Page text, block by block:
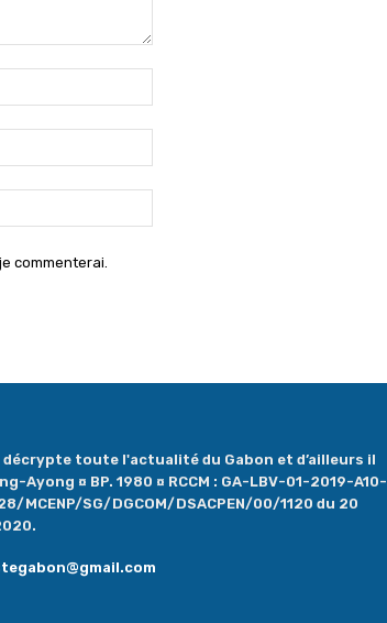
:*
:*
:
commenterai.
décrypte toute l'actualité du Gabon et d’ailleurs il
Ayong ¤ BP. 1980 ¤ RCCM : GA-LBV-01-2019-A10-
MCENP/SG/DGCOM/DSACPEN/00/1120 du 20